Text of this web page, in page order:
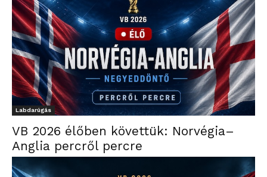
Labdarúgás
VB 2026 élőben követtük: Norvégia–
Anglia percről percre